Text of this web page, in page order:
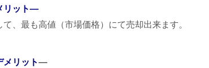
リット―
、最も高値（市場価格）にて売却出来ます。
メリット―